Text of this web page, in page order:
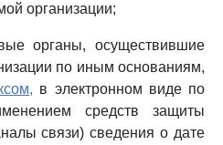
организации;
органы, осуществившие
по иным основаниям,
в электронном виде по
средств защиты
связи) сведения о дате